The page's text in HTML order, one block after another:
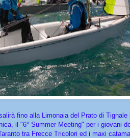
fino alla Limonaia del Prato di Tignale
il "6° Summer Meeting" per i giovani
tra Frecce Tricolori ed i maxi